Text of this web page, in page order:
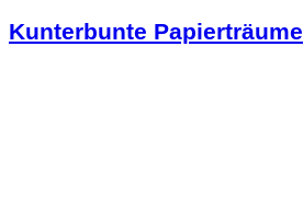
Kunterbunte Papierträume